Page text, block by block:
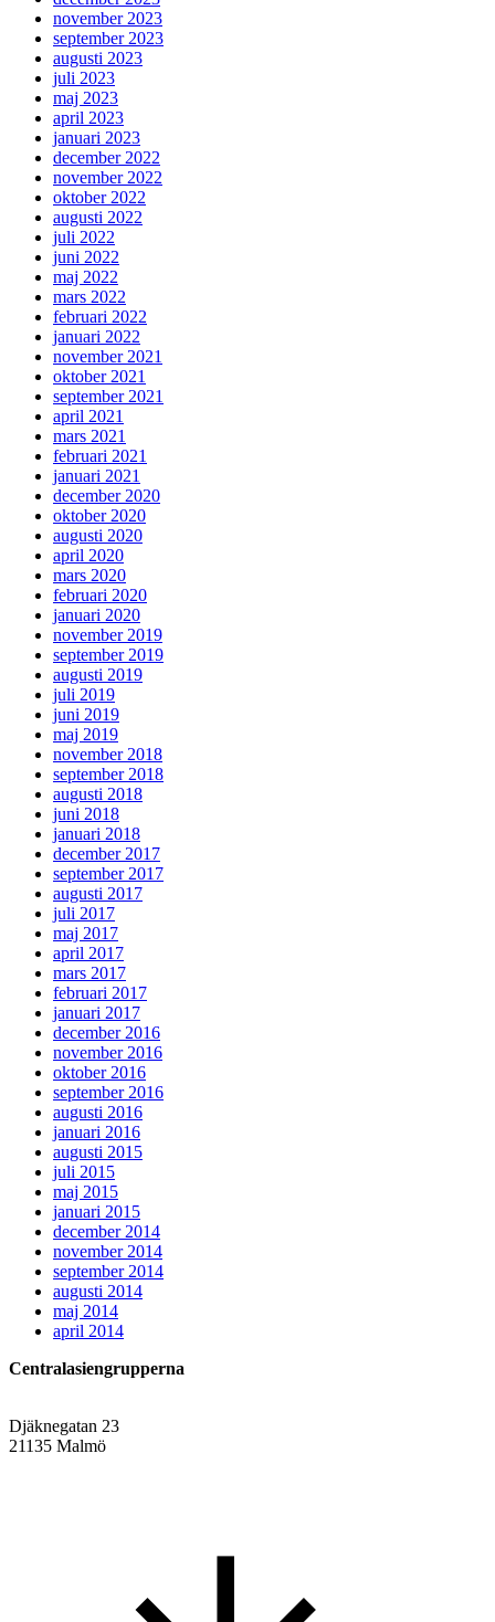
november 2023
september 2023
augusti 2023
juli 2023
maj 2023
april 2023
januari 2023
december 2022
november 2022
oktober 2022
augusti 2022
juli 2022
juni 2022
maj 2022
mars 2022
februari 2022
januari 2022
november 2021
oktober 2021
september 2021
april 2021
mars 2021
februari 2021
januari 2021
december 2020
oktober 2020
augusti 2020
april 2020
mars 2020
februari 2020
januari 2020
november 2019
september 2019
augusti 2019
juli 2019
juni 2019
maj 2019
november 2018
september 2018
augusti 2018
juni 2018
januari 2018
december 2017
september 2017
augusti 2017
juli 2017
maj 2017
april 2017
mars 2017
februari 2017
januari 2017
december 2016
november 2016
oktober 2016
september 2016
augusti 2016
januari 2016
augusti 2015
juli 2015
maj 2015
januari 2015
december 2014
november 2014
september 2014
augusti 2014
maj 2014
april 2014
Centralasiengrupperna
Djäknegatan 23
21135 Malmö